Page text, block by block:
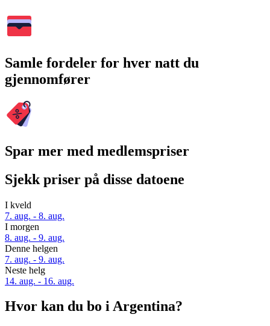
Samle fordeler for hver natt du
gjennomfører
Spar mer med medlemspriser
Sjekk priser på disse datoene
I kveld
7. aug. - 8. aug.
I morgen
8. aug. - 9. aug.
Denne helgen
7. aug. - 9. aug.
Neste helg
14. aug. - 16. aug.
Hvor kan du bo i Argentina?